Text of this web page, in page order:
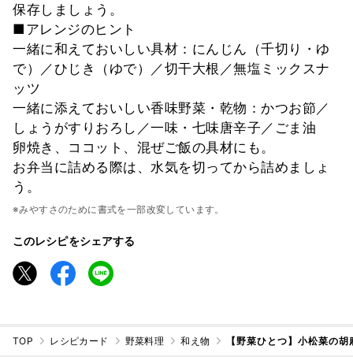
保存しましょう。
■アレンジのヒント
一緒に和えておいしい具材：にんじん（千切り・ゆ
で）／ひじき（ゆで）／切干大根／無塩ミックスナ
ッツ
一緒に添えておいしい香味野菜・乾物：かつお節／
しょうがすりおろし／一味・七味唐辛子／ごま油
卵焼き、ココット、混ぜご飯の具材にも。
お弁当に詰める際は、水気を切ってから詰めましょ
う。
※みやすさのために書式を一部改変しています。
このレシピをシェアする
TOP レシピカード 野菜料理 和え物 【野菜ひとつ】小松菜の胡